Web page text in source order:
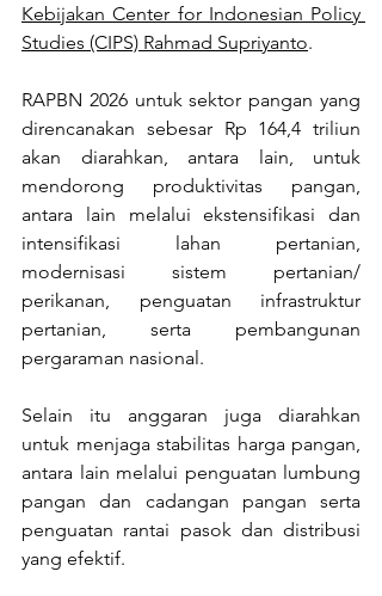
Kebijakan Center for Indonesian Policy
Studies (CIPS) Rahmad Supriyanto.
RAPBN 2026 untuk sektor pangan yang
direncanakan sebesar Rp 164,4 triliun
akan diarahkan, antara lain, untuk
mendorong produktivitas pangan,
antara lain melalui ekstensifikasi dan
intensifikasi lahan pertanian,
modernisasi sistem pertanian/
perikanan, penguatan infrastruktur
pertanian, serta pembangunan
pergaraman nasional.
Selain itu anggaran juga diarahkan
untuk menjaga stabilitas harga pangan,
antara lain melalui penguatan lumbung
pangan dan cadangan pangan serta
penguatan rantai pasok dan distribusi
yang efektif.